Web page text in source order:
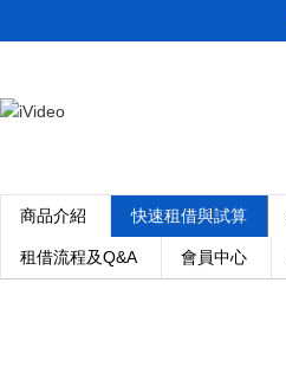
商品介紹 快速租借與試算
租借流程及Q&A 會員中心